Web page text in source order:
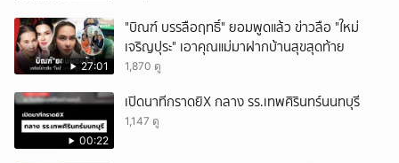
27:01
"บิณฑ์ บรรลือฤทธิ์" ยอมพูดแล้ว ข่าวลือ "ใหม่
เจริญปุระ" เอาคุณแม่มาฝากบ้านสุขสุดท้าย
1,870 ดู
00:22
เปิดนาทีกราดยิX กลาง รร.เทพศิรินทร์นนทบุรี
1,147 ดู